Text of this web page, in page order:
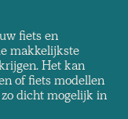
fiets en
makkelijkste
Het kan
of fiets modellen
dicht mogelijk in